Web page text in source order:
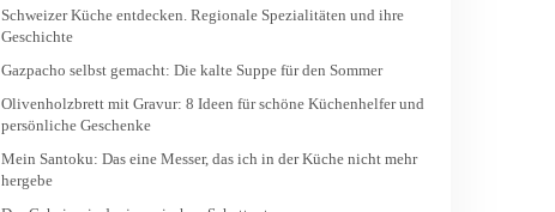
Schweizer Küche entdecken. Regionale Spezialitäten und ihre
Geschichte
Gazpacho selbst gemacht: Die kalte Suppe für den Sommer
Olivenholzbrett mit Gravur: 8 Ideen für schöne Küchenhelfer und
persönliche Geschenke
Mein Santoku: Das eine Messer, das ich in der Küche nicht mehr
hergebe